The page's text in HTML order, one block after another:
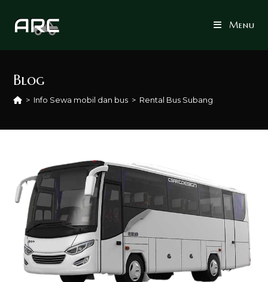
Menu
Blog
> Info Sewa mobil dan bus > Rental Bus Subang